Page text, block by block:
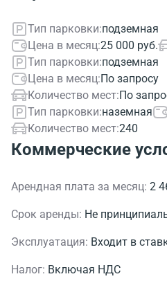
Тип парковки:подземная
Цена в месяц:25 000 руб.
Тип парковки:подземная
Цена в месяц:По запросу
Количество мест:По
Тип парковки:наземная
Количество мест:240
Коммерческие
Арендная плата за месяц: 2
Срок аренды: Не
Эксплуатация: Входит в
Налог: Включая НДС